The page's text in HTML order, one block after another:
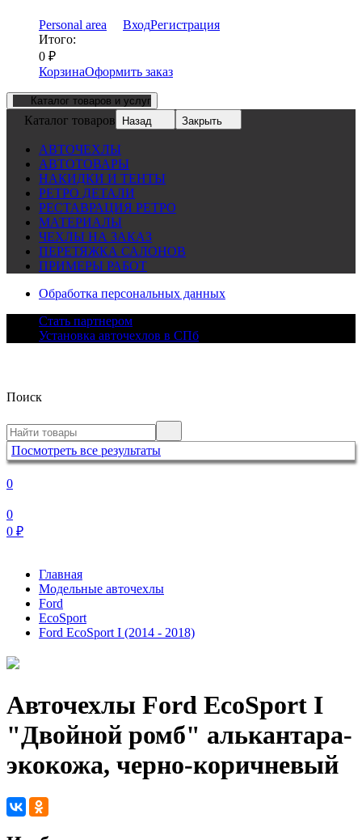
Personal area ВходРегистрация
Итого:
0 ₽
КорзинаОформить заказ
Каталог товаров и услуг
Каталог товаров Назад Закрыть
АВТОЧЕХЛЫ
АВТОТОВАРЫ
НАКИДКИ И ТЕНТЫ
РЕТРО ДЕТАЛИ
РЕСТАВРАЦИЯ РЕТРО
МАТЕРИАЛЫ
ЧЕХЛЫ НА ЗАКАЗ
ПЕРЕТЯЖКА САЛОНОВ
ПРИМЕРЫ РАБОТ
Обработка персональных данных
Стать партнером
Установка авточехлов в СПб
Поиск
Посмотреть все результаты
0
0
0 ₽
Главная
Модельные авточехлы
Ford
EcoSport
Ford EcoSport I (2014 - 2018)
Авточехлы Ford EcoSport I
"Двойной ромб" алькантара-
экокожа, черно-коричневый